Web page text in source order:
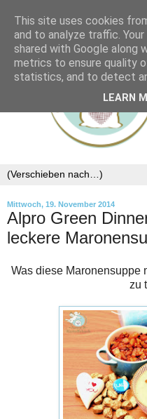
Mittwoch, 19. November 2014
Alpro Green
leckere
Was diese Maronensuppe
zu
This site uses cookies
and to analyze traffic.
shared with Google along
metrics to ensure quality
statistics, and to detect
LEARN